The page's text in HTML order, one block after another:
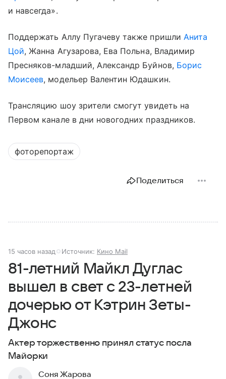
и навсегда».
Поддержать Аллу Пугачеву также пришли Анита
Цой, Жанна Агузарова, Ева Польна, Владимир
Пресняков-младший, Александр Буйнов, Борис
Моисеев, модельер Валентин Юдашкин.
Трансляцию шоу зрители смогут увидеть на
Первом канале в дни новогодних праздников.
фоторепортаж
Поделиться
15 часов назад Источник: Кино Mail
81-летний Майкл Дуглас
вышел в свет с 23-летней
дочерью от Кэтрин Зеты-
Джонс
Актер торжественно принял статус посла
Майорки
Соня Жарова